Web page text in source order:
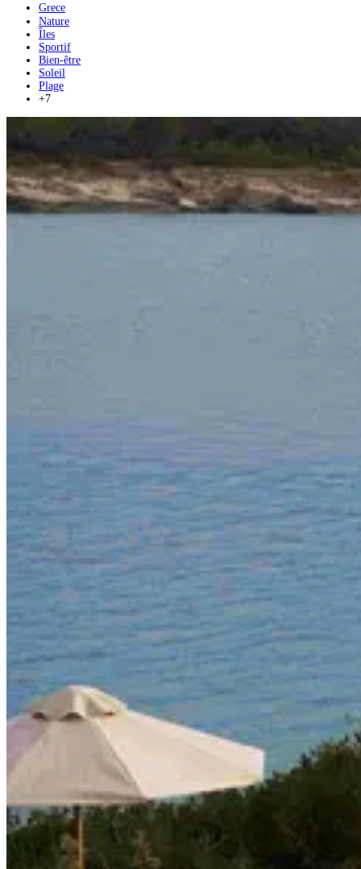
Grece
Nature
Îles
Sportif
Bien-être
Soleil
Plage
+7